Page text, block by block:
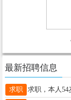
最新招聘信息
求职